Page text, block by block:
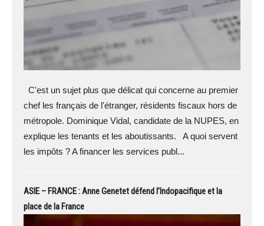
C'est un sujet plus que délicat qui concerne au premier
chef les français de l'étranger, résidents fiscaux hors de
métropole. Dominique Vidal, candidate de la NUPES, en
explique les tenants et les aboutissants. A quoi servent
les impôts ? A financer les services publ...
ASIE – FRANCE : Anne Genetet défend l’Indopacifique et la
place de la France